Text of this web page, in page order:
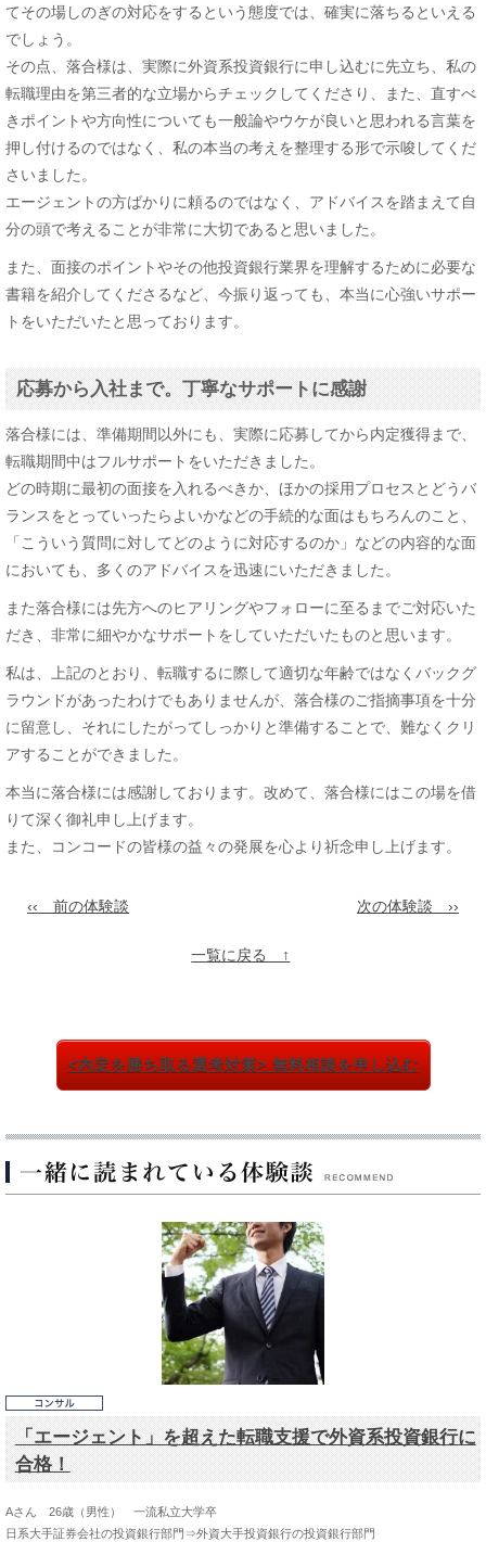
てその場しのぎの対応をするという態度では、確実に落ちるといえる
でしょう。
その点、落合様は、実際に外資系投資銀行に申し込むに先立ち、私の
転職理由を第三者的な立場からチェックしてくださり、また、直すべ
きポイントや方向性についても一般論やウケが良いと思われる言葉を
押し付けるのではなく、私の本当の考えを整理する形で示唆してくだ
さいました。
エージェントの方ばかりに頼るのではなく、アドバイスを踏まえて自
分の頭で考えることが非常に大切であると思いました。
また、面接のポイントやその他投資銀行業界を理解するために必要な
書籍を紹介してくださるなど、今振り返っても、本当に心強いサポー
トをいただいたと思っております。
応募から入社まで。丁寧なサポートに感謝
落合様には、準備期間以外にも、実際に応募してから内定獲得まで、
転職期間中はフルサポートをいただきました。
どの時期に最初の面接を入れるべきか、ほかの採用プロセスとどうバ
ランスをとっていったらよいかなどの手続的な面はもちろんのこと、
「こういう質問に対してどのように対応するのか」などの内容的な面
においても、多くのアドバイスを迅速にいただきました。
また落合様には先方へのヒアリングやフォローに至るまでご対応いた
だき、非常に細やかなサポートをしていただいたものと思います。
私は、上記のとおり、転職するに際して適切な年齢ではなくバックグ
ラウンドがあったわけでもありませんが、落合様のご指摘事項を十分
に留意し、それにしたがってしっかりと準備することで、難なくクリ
アすることができました。
本当に落合様には感謝しております。改めて、落合様にはこの場を借
りて深く御礼申し上げます。
また、コンコードの皆様の益々の発展を心より祈念申し上げます。
‹‹ 前の体験談 次の体験談 ››
一覧に戻る ↑
<内定を勝ち取る選考対策> 無料相談を申し込む
「エージェント」を超えた転職支援で外資系投資銀行に
合格！
Aさん 26歳（男性） 一流私立大学卒
日系大手証券会社の投資銀行部門⇒外資大手投資銀行の投資銀行部門